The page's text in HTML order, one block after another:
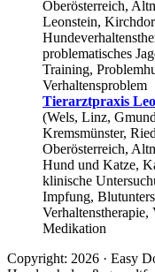
Oberösterreich,
Leonstein,
problematisches
Training,
Verhaltensproblem
Tierarztpraxis
(Wels, Linz,
Kremsmünster,
Oberösterreich,
Hund und Katze,
klinische
Impfung,
Medikation
Copyright: 2026 · Easy